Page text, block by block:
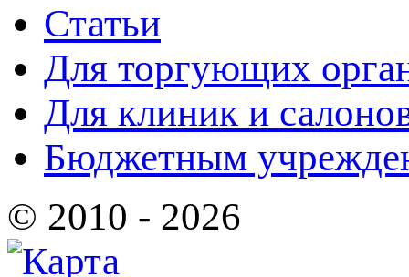
Статьи
Для торгующих
Для клиник и
Бюджетным
© 2010 - 2026